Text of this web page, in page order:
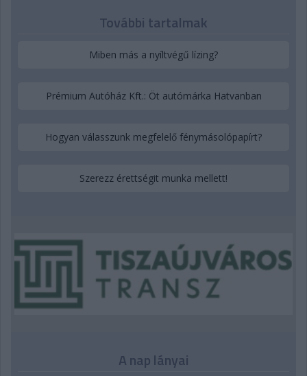
További tartalmak
Miben más a nyíltvégű lízing?
Prémium Autóház Kft.: Öt autómárka Hatvanban
Hogyan válasszunk megfelelő fénymásolópapírt?
Szerezz érettségit munka mellett!
A nap lányai